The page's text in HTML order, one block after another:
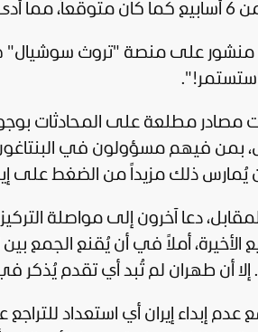
بسبب أدائه الاقتصادي.
على منصة "تروث سوشيال"
"ستستمر!".
مصادر مطلعة على المحادثات
بمن فيهم مسؤولون في
يُمارس ذلك مزيداً من الضغط على
دعا آخرون إلى مواصلة
الأخيرة، أملاً في أن يُقنع الجمع
إلا أن طهران لم تُبد أي تقدم يُذكر
عدم إبداء إيران أي استعداد